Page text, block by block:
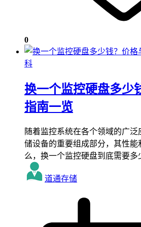
0
科
换一个监控硬盘多少
指南一览
随着监控系统在各个领域的广
储设备的重要组成部分，其性能
么，换一个监控硬盘到底需要
道通存储